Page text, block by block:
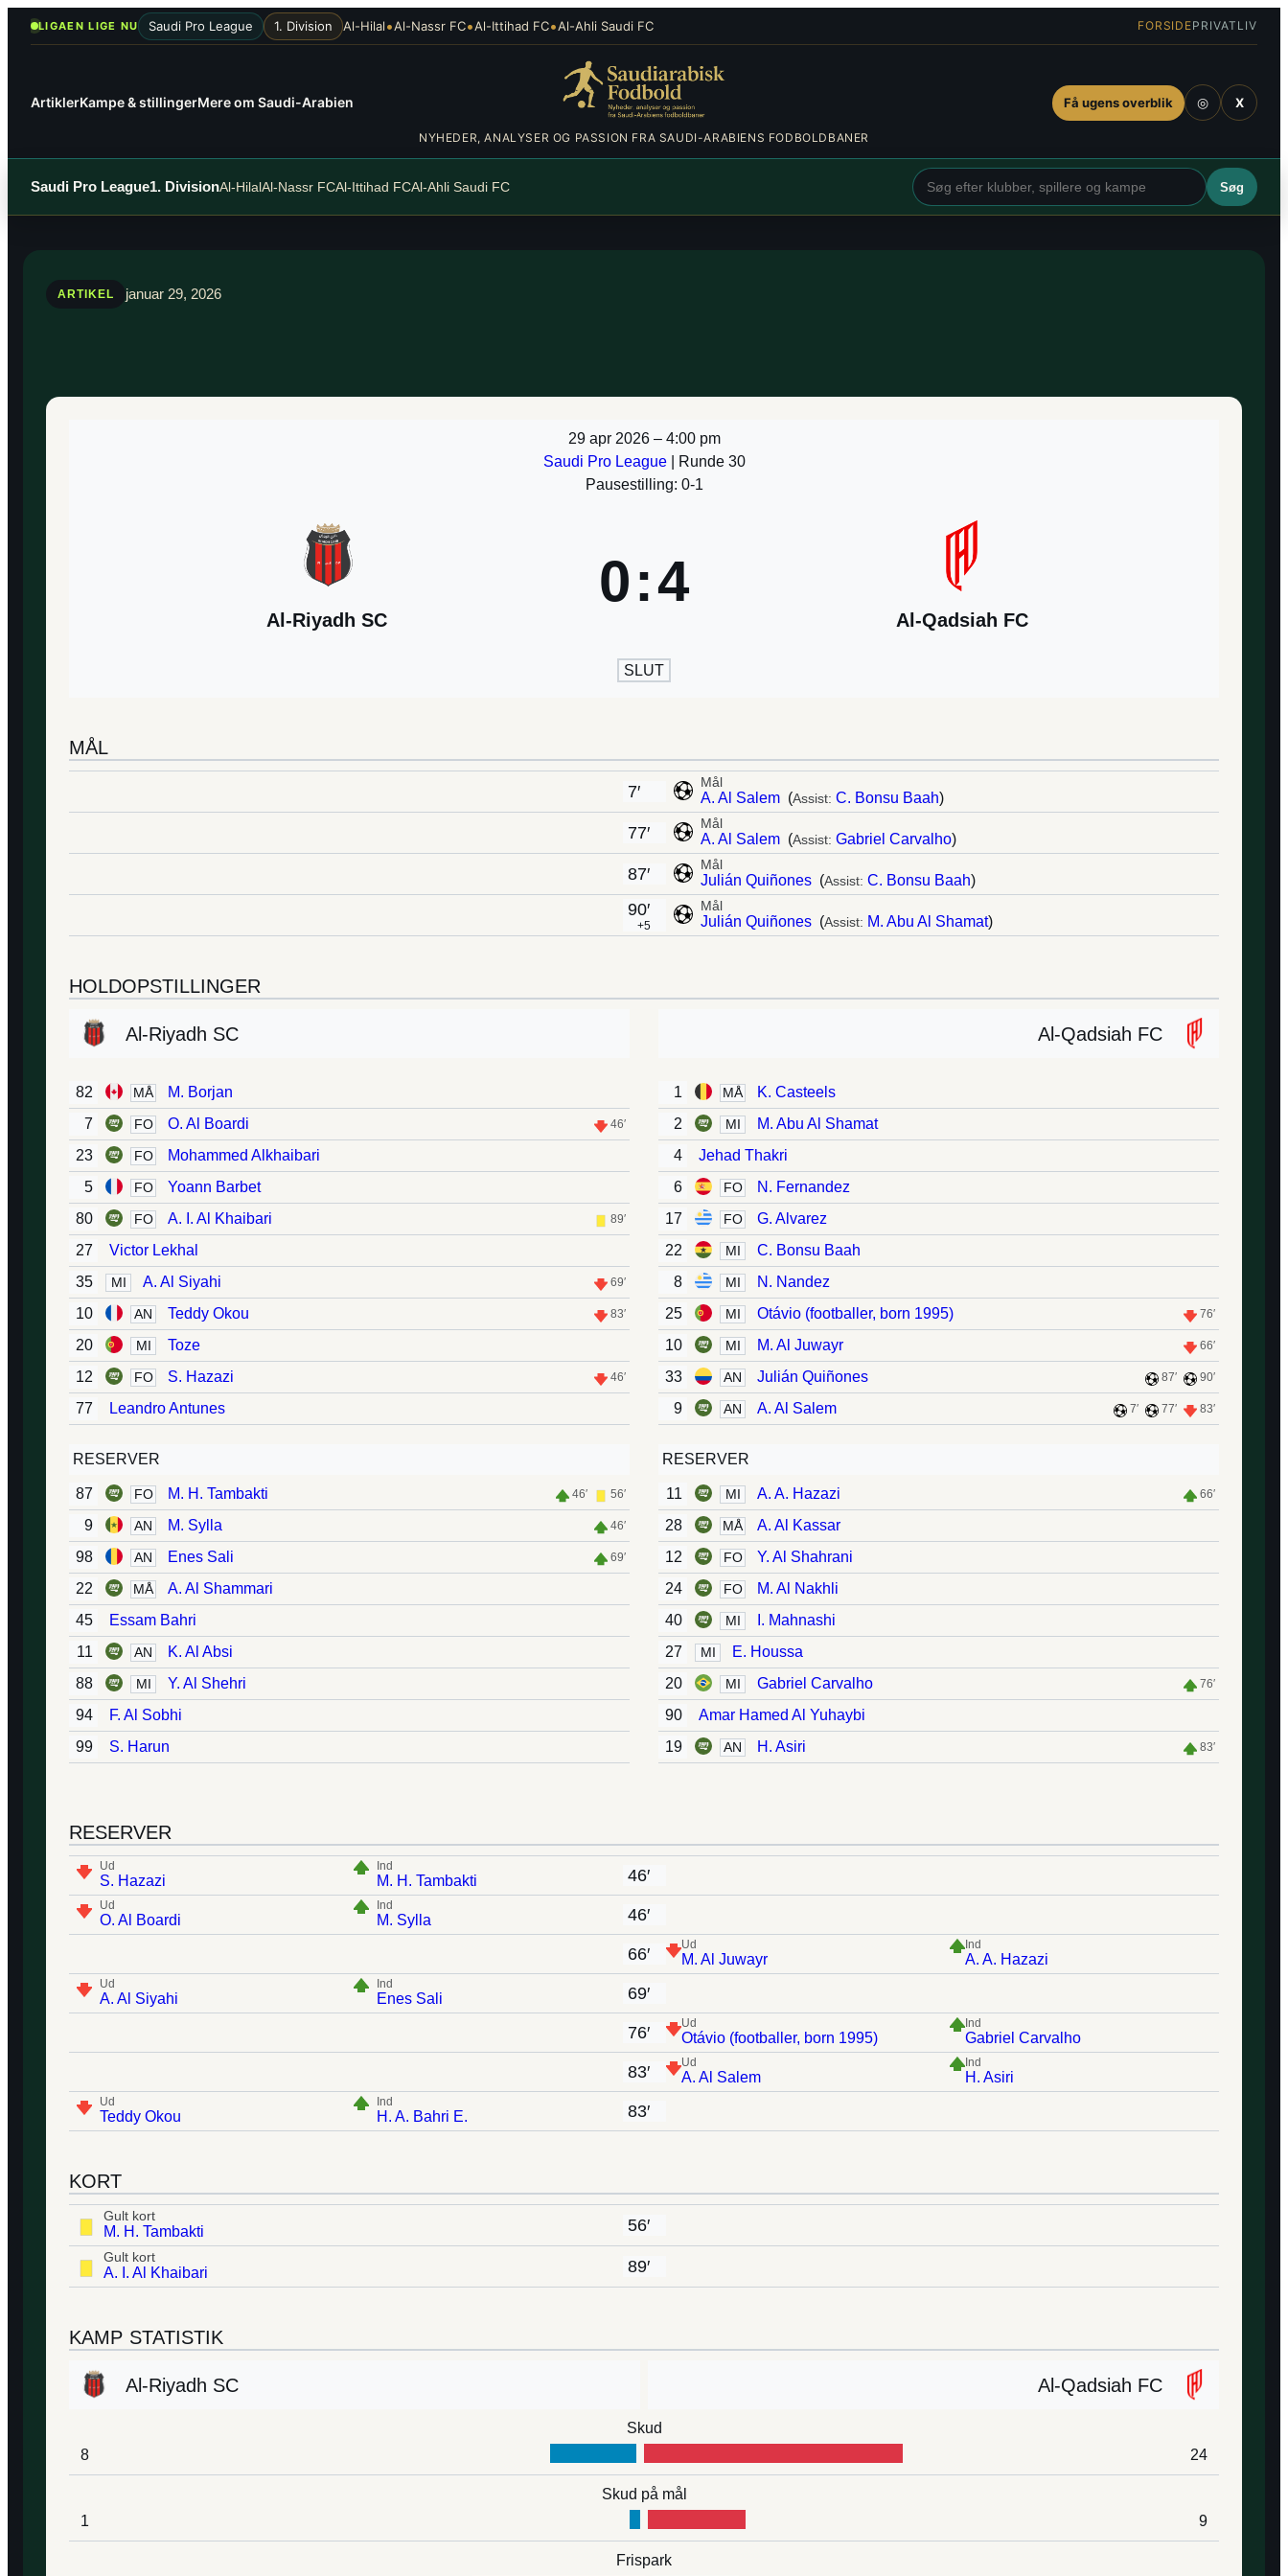
SpringLIGAEN LIGE NU Saudi Pro League 1. Division Al-Hilal•Al-Nassr FC•Al-Ittihad FC•Al-Ahli Saudi FC FORSIDEPRIVATLIV
ArtiklerKampe & stillingerMere om Saudi-Arabien
NYHEDER, ANALYSER OG PASSION FRA SAUDI-ARABIENS FODBOLDBANER
Få ugens overblik ◎ X
Saudi Pro League1. DivisionAl-HilalAl-Nassr FCAl-Ittihad FCAl-Ahli Saudi FC Søg
ARTIKEL januar 29, 2026
29 apr 2026 – 4:00 pm
Saudi Pro League
| Runde 30
Pausestilling: 0-1
Al-Riyadh SC
0:4
Al-Qadsiah FC
SLUT
MÅL
7′ Mål
A. Al Salem (Assist: C. Bonsu Baah)
77′ Mål
A. Al Salem (Assist: Gabriel Carvalho)
87′ Mål
Julián Quiñones (Assist: C. Bonsu Baah)
90′
+5
Mål
Julián Quiñones (Assist: M. Abu Al Shamat)
HOLDOPSTILLINGER
Al-Riyadh SC
82 MÅ
M. Borjan
7
FO O. Al Boardi 46′
23 FO
Mohammed Alkhaibari
5
FO
Yoann Barbet
80
FO A. I. Al Khaibari 89′
27
Victor Lekhal
35
MI A. Al Siyahi 69′
10 AN Teddy Okou 83′
20 MI
Toze
12
FO S. Hazazi 46′
77 Leandro Antunes
RESERVER
87 FO M. H. Tambakti 46′ 56′
9 AN M. Sylla 46′
98 AN Enes Sali 69′
22 MÅ
A. Al Shammari
45
Essam Bahri
11
AN
K. Al Absi
88
MI
Y. Al Shehri
94
F. Al Sobhi
99
S. Harun
Al-Qadsiah FC
1 MÅ
K. Casteels
2
MI
M. Abu Al Shamat
4
Jehad Thakri
6
FO
N. Fernandez
17
FO
G. Alvarez
22
MI
C. Bonsu Baah
8
MI
N. Nandez
25
MI Otávio (footballer, born 1995) 76′
10 MI M. Al Juwayr 66′
33 AN Julián Quiñones 87′ 90′
9 AN A. Al Salem 7′ 77′ 83′
RESERVER
11 MI A. A. Hazazi 66′
28 MÅ
A. Al Kassar
12
FO
Y. Al Shahrani
24
FO
M. Al Nakhli
40
MI
I. Mahnashi
27
MI
E. Houssa
20
MI Gabriel Carvalho 76′
90
Amar Hamed Al Yuhaybi
19
AN H. Asiri 83′
RESERVER
Ud
S. Hazazi
Ind
M. H. Tambakti 46′
Ud
O. Al Boardi
Ind
M. Sylla 46′
66′ Ud
M. Al Juwayr
Ind
A. A. Hazazi
Ud
A. Al Siyahi
Ind
Enes Sali 69′
76′ Ud
Otávio (footballer, born 1995)
Ind
Gabriel Carvalho
83′ Ud
A. Al Salem
Ind
H. Asiri
Ud
Teddy Okou
Ind
H. A. Bahri E. 83′
KORT
Gult kort
M. H. Tambakti 56′
Gult kort
A. I. Al Khaibari 89′
KAMP STATISTIK
Al-Riyadh SC Al-Qadsiah FC
Skud
8
24
Skud på mål
1
9
Frispark